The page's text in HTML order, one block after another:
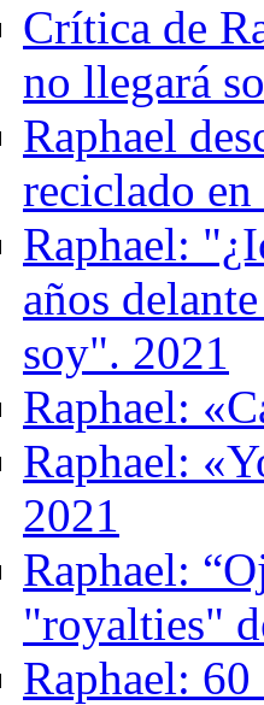
Crítica de
no llegará
Raphael
reciclado
Raphael:
años
soy". 2021
Raphael:
Raphael:
2021
Raphael:
"royalties"
Raphael: